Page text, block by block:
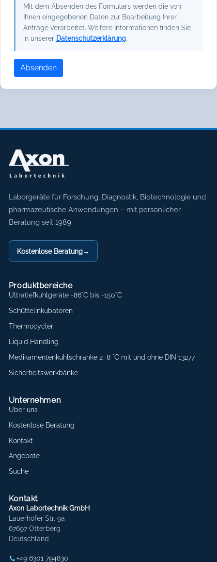
Mit dem Absenden des Formulars werden die von
Ihnen eingegebenen Daten zur Bearbeitung Ihrer
Anfrage verarbeitet. Weitere Informationen finden Sie
in unserer Datenschutzerklärung.
Absenden
Axon Labortechnik
Laborgeräte für Forschung, Diagnostik, Biotechnologie und
pharmazeutische Anwendungen – mit persönlicher
Beratung seit 1989.
Kostenlose Beratung→
Produktbereiche
Ultratiefkühlgeräte -86°C bis -150°C
Schüttelinkubatoren
Thermocycler
Liquid Handling
Medikamentenkühlschränke 2–8 °C mit und ohne DIN 13277
Sicherheitswerkbänke
Unternehmen
Über uns
Kostenlose Beratung
Kontakt
Angebote
Suche
Kontakt
Axon Labortechnik GmbH
Lauerhöfer Str. 9a
67697 Otterberg
Deutschland
+49 6301 794830